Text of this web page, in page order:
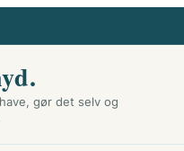
gør det selv og